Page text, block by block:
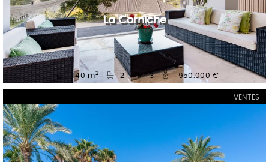
La Corniche
140 m2 2 3 950.000 €
VENTES